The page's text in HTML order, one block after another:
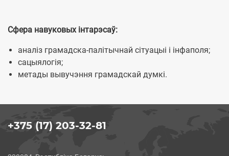
Сфера навуковых інтарэсаў:
аналіз грамадска-палітычнай сітуацыі і інфаполя;
сацыялогія;
метады вывучэння грамадскай думкі.
+375 (17) 203-32-81